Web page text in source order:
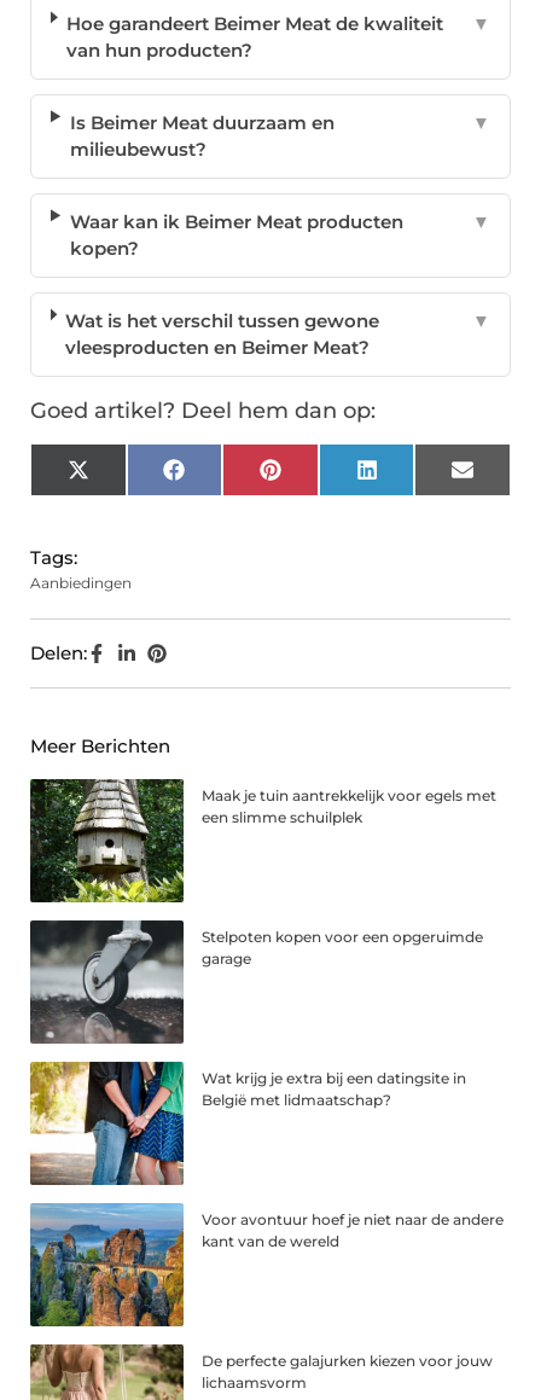
Hoe garandeert Beimer Meat de kwaliteit
van hun producten?
▼
Is Beimer Meat duurzaam en
milieubewust?
▼
Waar kan ik Beimer Meat producten
kopen?
▼
Wat is het verschil tussen gewone
vleesproducten en Beimer Meat?
▼
Goed artikel? Deel hem dan op:
X
(Twitter)
FacebookPinterest LinkedIn Email
Tags:
Aanbiedingen
Delen:
Meer Berichten
Maak je tuin aantrekkelijk voor egels met
een slimme schuilplek
Stelpoten kopen voor een opgeruimde
garage
Wat krijg je extra bij een datingsite in
België met lidmaatschap?
Voor avontuur hoef je niet naar de andere
kant van de wereld
De perfecte galajurken kiezen voor jouw
lichaamsvorm